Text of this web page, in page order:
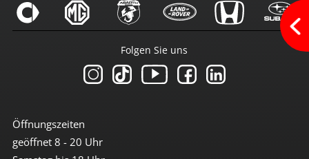
Navigation
Radio
Radio mit Farbdisplay
Radio mit Touchscreen
Soundsystem
USB-Anschluss
Wlan/Wifi Hotspot
Öffnungszeiten
geöffnet 8 - 20 Uhr
Folgen Sie uns